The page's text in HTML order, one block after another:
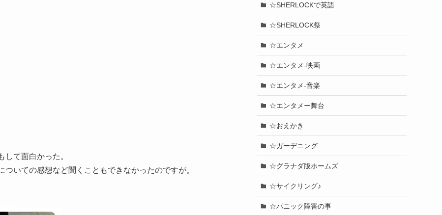
て面白かった。
いての感想など聞くこともできなかったのですが。
☆SHERLOCKで英語
☆SHERLOCK祭
☆エンタメ
☆エンタメ-映画
☆エンタメ-音楽
☆エンタメー舞台
☆おえかき
☆ガーデニング
☆グラナダ版ホームズ
☆サイクリング♪
☆パニック障害の事